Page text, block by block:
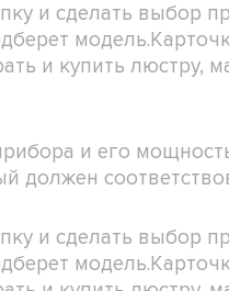
и сделать
и купить
и его
должен
и сделать